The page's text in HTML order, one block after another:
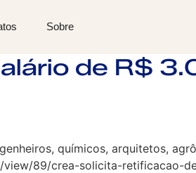
Sobre
de R$
químicos, arquitetos,
view/89/crea-solicita-retificacao-